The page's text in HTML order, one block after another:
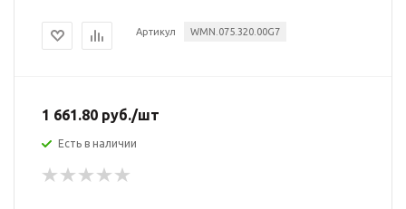
Артикул WMN.075.320.00G7
1 661.80 руб./шт
Есть в наличии